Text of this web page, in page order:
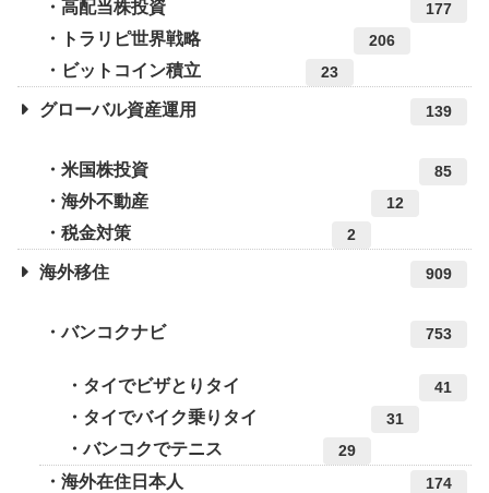
高配当株投資 177
トラリピ世界戦略 206
ビットコイン積立 23
グローバル資産運用 139
米国株投資 85
海外不動産 12
税金対策 2
海外移住 909
バンコクナビ 753
タイでビザとりタイ 41
タイでバイク乗りタイ 31
バンコクでテニス 29
海外在住日本人 174